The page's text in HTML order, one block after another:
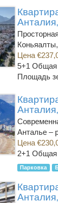
Цена
5+1 Общая
Площадь
Анталье –
Цена
2+1 Общая
Парковка